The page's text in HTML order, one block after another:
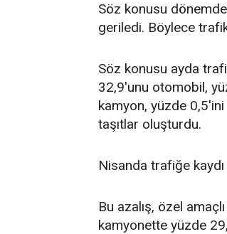
Söz konusu
geriledi. Böylece
Söz konusu ayda
32,9'unu otomobil,
kamyon, yüzde
taşıtlar oluşturdu.
Nisanda trafiğe
Bu azalış, özel
kamyonette yüzde